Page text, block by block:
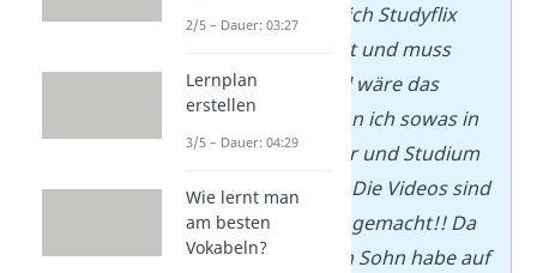
Tochter habe ich Studyflix
kennengelernt und muss
sagen, wie toll wäre das
gewesen, wenn ich sowas in
meinem Abitur und Studium
gehabt hätte! Die Videos sind
einfach super gemacht!! Da
ich noch einen Sohn habe auf
2/5 – Dauer: 03:27
Lernplan
erstellen
3/5 – Dauer: 04:29
Wie lernt man
am besten
Vokabeln?